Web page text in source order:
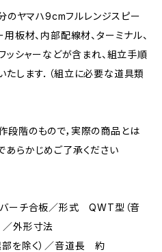
のヤマハ9cmフルレンジスピー
板材、内部配線材、ターミナル、
ッシャーなどが含まれ、組立手順
します．（組立に必要な道具類
階のもので，実際の商品とは
らかじめご了承ください
チ合板／形式 QWT型（音
／外形寸法
を除く）／音道長 約